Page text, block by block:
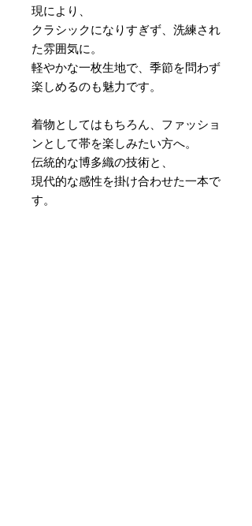
現により、
クラシックになりすぎず、洗練され
た雰囲気に。
軽やかな一枚生地で、季節を問わず
楽しめるのも魅力です。
着物としてはもちろん、ファッショ
ンとして帯を楽しみたい方へ。
伝統的な博多織の技術と、
現代的な感性を掛け合わせた一本で
す。